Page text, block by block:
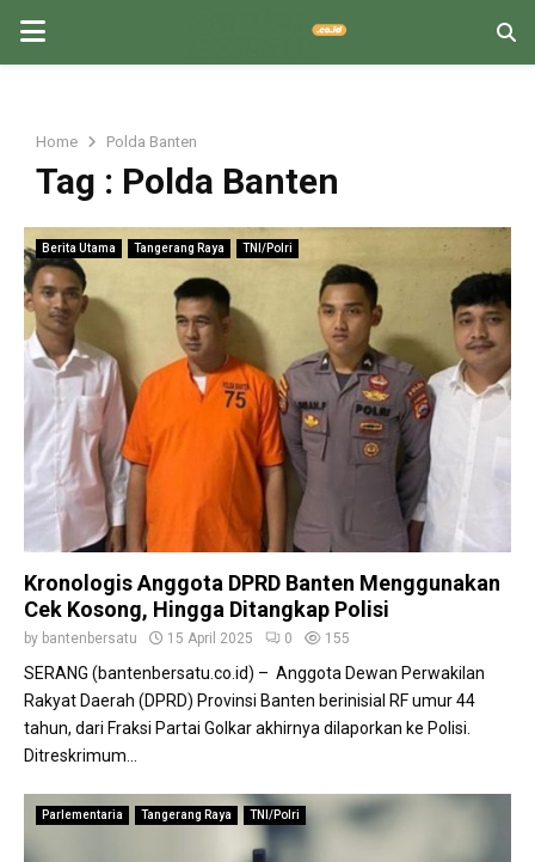
PRIMARY
Home Polda Banten
Tag : Polda Banten
Berita Utama Tangerang Raya TNI/Polri
Kronologis Anggota DPRD Banten Menggunakan
Cek Kosong, Hingga Ditangkap Polisi
by bantenbersatu 15 April 2025 0 155
SERANG (bantenbersatu.co.id) – Anggota Dewan Perwakilan
Rakyat Daerah (DPRD) Provinsi Banten berinisial RF umur 44
tahun, dari Fraksi Partai Golkar akhirnya dilaporkan ke Polisi.
Ditreskrimum...
Parlementaria Tangerang Raya TNI/Polri